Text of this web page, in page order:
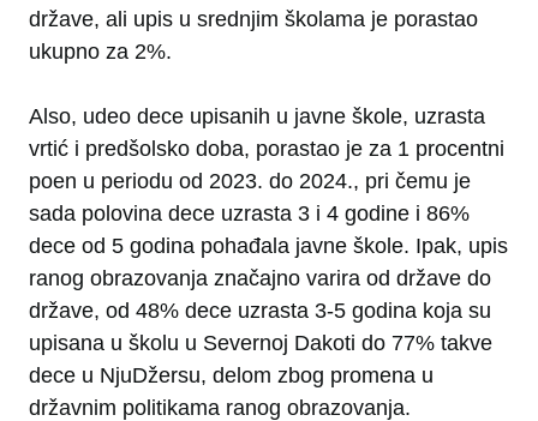
države, ali upis u srednjim školama je porastao
ukupno za 2%.
Also, udeo dece upisanih u javne škole, uzrasta
vrtić i predšolsko doba, porastao je za 1 procentni
poen u periodu od 2023. do 2024., pri čemu je
sada polovina dece uzrasta 3 i 4 godine i 86%
dece od 5 godina pohađala javne škole. Ipak, upis
ranog obrazovanja značajno varira od države do
države, od 48% dece uzrasta 3-5 godina koja su
upisana u školu u Severnoj Dakoti do 77% takve
dece u NjuDžersu, delom zbog promena u
državnim politikama ranog obrazovanja.